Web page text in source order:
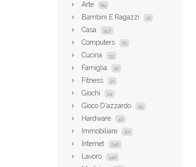
Arte 89
Bambini E Ragazzi 21
Casa 397
Computers 70
Cucina 33
Famiglia 20
Fitness 21
Giochi 24
Gioco D'azzardo 45
Hardware 42
Immobiliare 101
Internet 246
Lavoro 342